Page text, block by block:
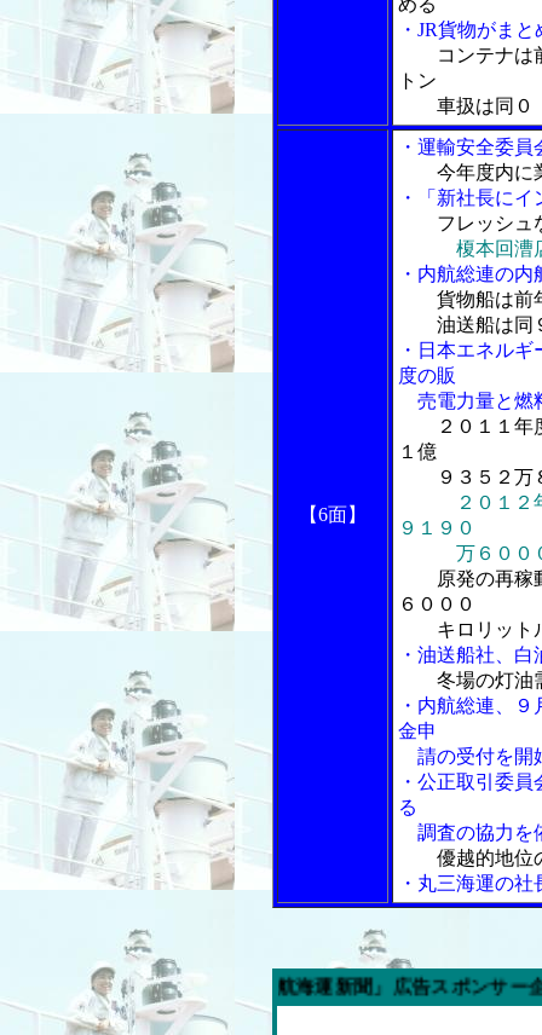
める
・JR貨物がま
コンテナは
トン
車扱は同０．
【6面】
・運輸安全委
今年度内に
・「新社長に
フレッシュ
榎本回
・内航総連の
貨物船は前
油送船は同９
・日本エネル
度の販
売電力量と燃
２０１１
１億
９３５２万８
２０１
９１９０
万６０００
原発の再稼
６０００
キロリット
・油送船社、
冬場の灯油
・内航総連、
金申
請の受付を開
・公正取引委
る
調査の協力を
優越的地位
・丸三海運の
今週の「内航海運新聞」広告スポンサー企業